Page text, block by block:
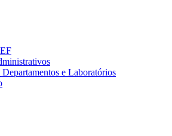
Departamentos e Laboratórios